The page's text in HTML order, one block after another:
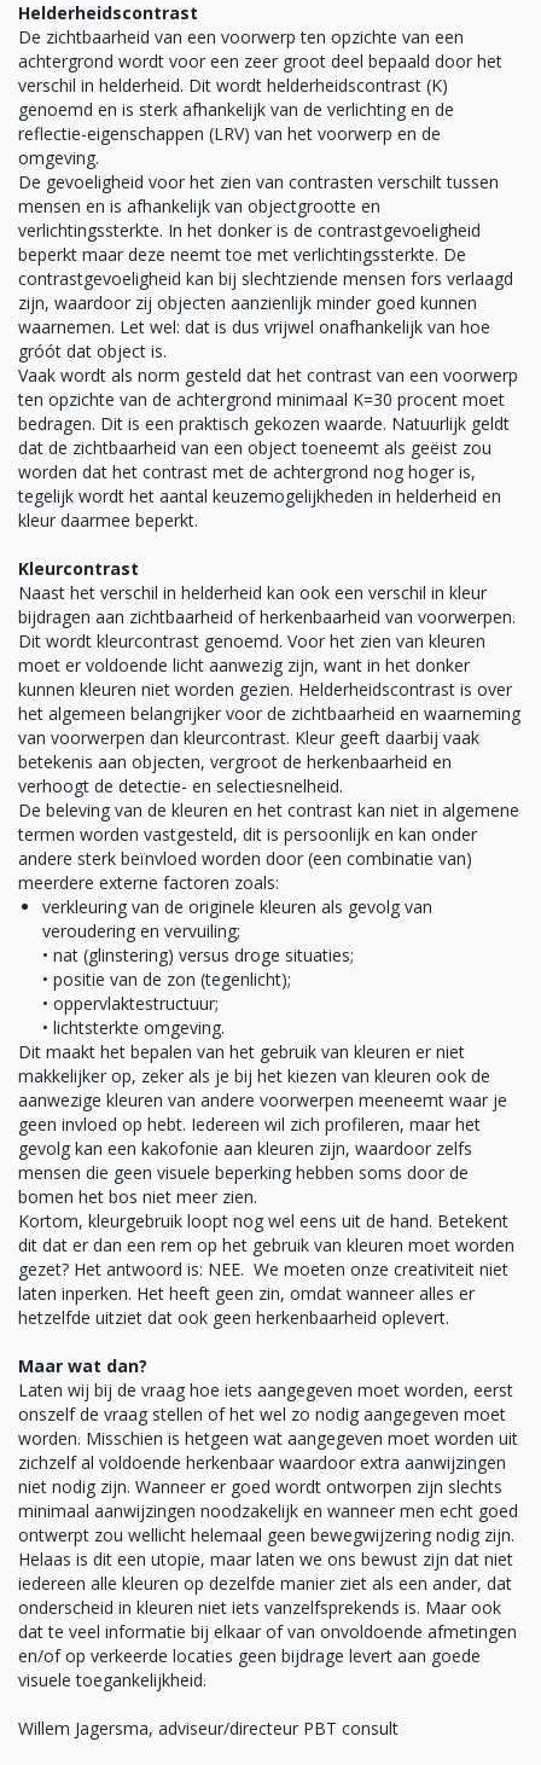
Helderheidscontrast
De zichtbaarheid van een voorwerp ten opzichte van een
achtergrond wordt voor een zeer groot deel bepaald door het
verschil in helderheid. Dit wordt helderheidscontrast (K)
genoemd en is sterk afhankelijk van de verlichting en de
reflectie-eigenschappen (LRV) van het voorwerp en de
omgeving.
De gevoeligheid voor het zien van contrasten verschilt tussen
mensen en is afhankelijk van objectgrootte en
verlichtingssterkte. In het donker is de contrastgevoeligheid
beperkt maar deze neemt toe met verlichtingssterkte. De
contrastgevoeligheid kan bij slechtziende mensen fors verlaagd
zijn, waardoor zij objecten aanzienlijk minder goed kunnen
waarnemen. Let wel: dat is dus vrijwel onafhankelijk van hoe
gróót dat object is.
Vaak wordt als norm gesteld dat het contrast van een voorwerp
ten opzichte van de achtergrond minimaal K=30 procent moet
bedragen. Dit is een praktisch gekozen waarde. Natuurlijk geldt
dat de zichtbaarheid van een object toeneemt als geëist zou
worden dat het contrast met de achtergrond nog hoger is,
tegelijk wordt het aantal keuzemogelijkheden in helderheid en
kleur daarmee beperkt.
Kleurcontrast
Naast het verschil in helderheid kan ook een verschil in kleur
bijdragen aan zichtbaarheid of herkenbaarheid van voorwerpen.
Dit wordt kleurcontrast genoemd. Voor het zien van kleuren
moet er voldoende licht aanwezig zijn, want in het donker
kunnen kleuren niet worden gezien. Helderheidscontrast is over
het algemeen belangrijker voor de zichtbaarheid en waarneming
van voorwerpen dan kleurcontrast. Kleur geeft daarbij vaak
betekenis aan objecten, vergroot de herkenbaarheid en
verhoogt de detectie- en selectiesnelheid.
De beleving van de kleuren en het contrast kan niet in algemene
termen worden vastgesteld, dit is persoonlijk en kan onder
andere sterk beïnvloed worden door (een combinatie van)
meerdere externe factoren zoals:
verkleuring van de originele kleuren als gevolg van
veroudering en vervuiling;
• nat (glinstering) versus droge situaties;
• positie van de zon (tegenlicht);
• oppervlaktestructuur;
• lichtsterkte omgeving.
Dit maakt het bepalen van het gebruik van kleuren er niet
makkelijker op, zeker als je bij het kiezen van kleuren ook de
aanwezige kleuren van andere voorwerpen meeneemt waar je
geen invloed op hebt. Iedereen wil zich profileren, maar het
gevolg kan een kakofonie aan kleuren zijn, waardoor zelfs
mensen die geen visuele beperking hebben soms door de
bomen het bos niet meer zien.
Kortom, kleurgebruik loopt nog wel eens uit de hand. Betekent
dit dat er dan een rem op het gebruik van kleuren moet worden
gezet? Het antwoord is: NEE. We moeten onze creativiteit niet
laten inperken. Het heeft geen zin, omdat wanneer alles er
hetzelfde uitziet dat ook geen herkenbaarheid oplevert.
Maar wat dan?
Laten wij bij de vraag hoe iets aangegeven moet worden, eerst
onszelf de vraag stellen of het wel zo nodig aangegeven moet
worden. Misschien is hetgeen wat aangegeven moet worden uit
zichzelf al voldoende herkenbaar waardoor extra aanwijzingen
niet nodig zijn. Wanneer er goed wordt ontworpen zijn slechts
minimaal aanwijzingen noodzakelijk en wanneer men echt goed
ontwerpt zou wellicht helemaal geen bewegwijzering nodig zijn.
Helaas is dit een utopie, maar laten we ons bewust zijn dat niet
iedereen alle kleuren op dezelfde manier ziet als een ander, dat
onderscheid in kleuren niet iets vanzelfsprekends is. Maar ook
dat te veel informatie bij elkaar of van onvoldoende afmetingen
en/of op verkeerde locaties geen bijdrage levert aan goede
visuele toegankelijkheid.
Willem Jagersma, adviseur/directeur PBT consult